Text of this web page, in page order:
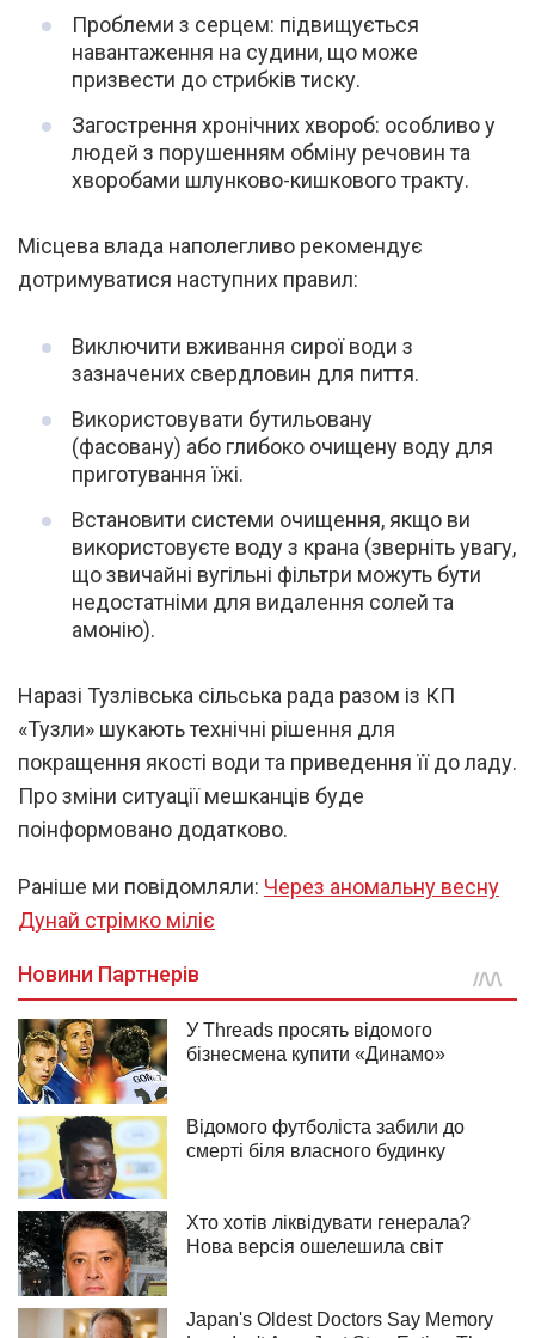
Проблеми з серцем: підвищується
навантаження на судини, що може
призвести до стрибків тиску.
Загострення хронічних хвороб: особливо у
людей з порушенням обміну речовин та
хворобами шлунково-кишкового тракту.
Місцева влада наполегливо рекомендує
дотримуватися наступних правил:
Виключити вживання сирої води з
зазначених свердловин для пиття.
Використовувати бутильовану
(фасовану) або глибоко очищену воду для
приготування їжі.
Встановити системи очищення, якщо ви
використовуєте воду з крана (зверніть увагу,
що звичайні вугільні фільтри можуть бути
недостатніми для видалення солей та
амонію).
Наразі Тузлівська сільська рада разом із КП
«Тузли» шукають технічні рішення для
покращення якості води та приведення її до ладу.
Про зміни ситуації мешканців буде
поінформовано додатково.
Раніше ми повідомляли: Через аномальну весну
Дунай стрімко міліє